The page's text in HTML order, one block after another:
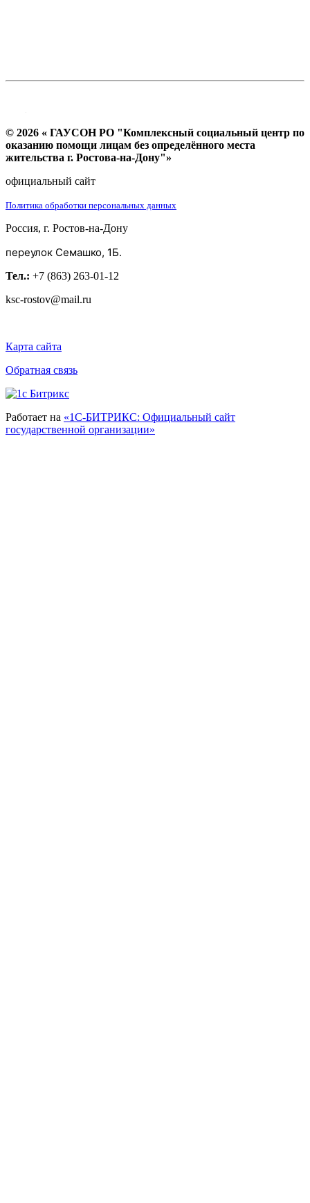
© 2026 « ГАУСОН РО "Комплексный социальный центр по
оказанию помощи лицам без определённого места
жительства г. Ростова-на-Дону"»
официальный сайт
Политика обработки персональных данных
Россия, г. Ростов-на-Дону
переулок Семашко, 1Б.
Тел.: +7 (863) 263-01-12
ksc-rostov@mail.ru
Карта сайта
Обратная связь
Работает на «1С-БИТРИКС: Официальный сайт
государственной организации»